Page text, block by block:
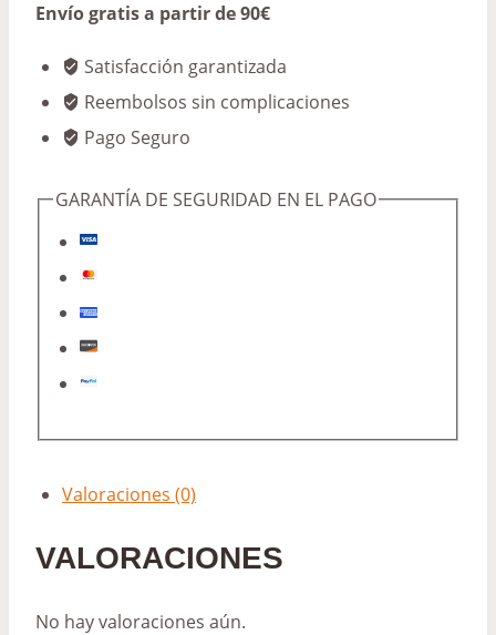
Envío gratis a partir de 90€
Satisfacción garantizada
Reembolsos sin complicaciones
Pago Seguro
GARANTÍA DE SEGURIDAD EN EL PAGO
Valoraciones (0)
VALORACIONES
No hay valoraciones aún.